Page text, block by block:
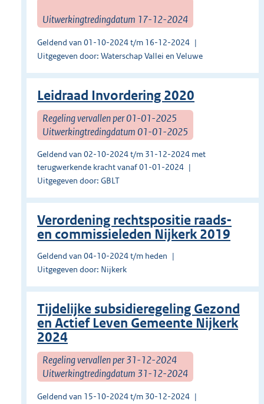
Uitwerkingtredingdatum 17-12-2024
Geldend van 01-10-2024 t/m 16-12-2024
Uitgegeven door: Waterschap Vallei en Veluwe
Leidraad Invordering 2020
Regeling vervallen per 01-01-2025
Uitwerkingtredingdatum 01-01-2025
Geldend van 02-10-2024 t/m 31-12-2024 met
terugwerkende kracht vanaf 01-01-2024
Uitgegeven door: GBLT
Verordening rechtspositie raads-
en commissieleden Nijkerk 2019
Geldend van 04-10-2024 t/m heden
Uitgegeven door: Nijkerk
Tijdelijke subsidieregeling Gezond
en Actief Leven Gemeente Nijkerk
2024
Regeling vervallen per 31-12-2024
Uitwerkingtredingdatum 31-12-2024
Geldend van 15-10-2024 t/m 30-12-2024